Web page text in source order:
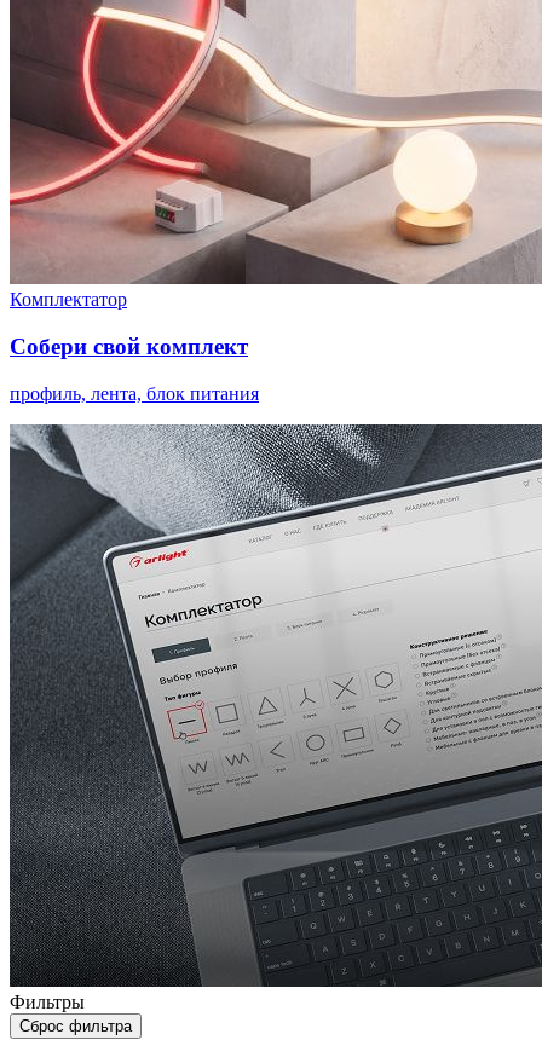
Комплектатор
Собери свой комплект
профиль, лента, блок питания
Фильтры
Сброс фильтра